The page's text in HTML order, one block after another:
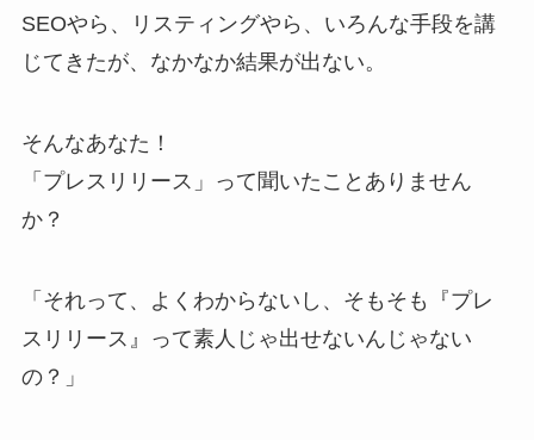
SEOやら、リスティングやら、いろんな手段を講
じてきたが、なかなか結果が出ない。
そんなあなた！
「プレスリリース」って聞いたことありません
か？
「それって、よくわからないし、そもそも『プレ
スリリース』って素人じゃ出せないんじゃない
の？」